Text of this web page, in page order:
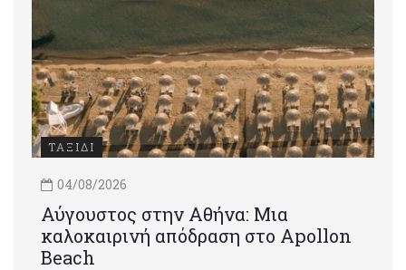
ΤΑΞΙΔΙ
04/08/2026
Αύγουστος στην Αθήνα: Μια
καλοκαιρινή απόδραση στο Apollon
Beach